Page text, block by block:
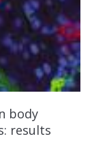
body
results